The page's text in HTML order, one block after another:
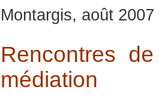
Montargis, août 2007
Rencontres
médiation